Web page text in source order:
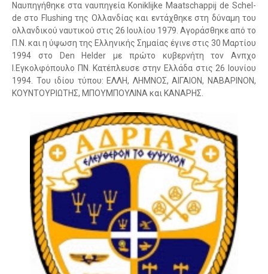
Ναυπηγήθηκε στα ναυπηγεία Koniklijke Maatschappij de Schel-
de στο Flushing της Ολλανδίας και εντάχθηκε στη δύναμη του
ολλανδικού ναυτικού στις 26 Ιουλίου 1979. Αγοράσθηκε από το
Π.Ν. και η ύψωση της Ελληνικής Σημαίας έγινε στις 30 Μαρτίου
1994 στο Den Helder με πρώτο κυβερνήτη τον Ανπχο
Ι.Εγκολφόπουλο ΠΝ. Κατέπλευσε στην Ελλάδα στις 26 Ιουνίου
1994. Του ιδίου τύπου: ΕΛΛΗ, ΛΗΜΝΟΣ, ΑΙΓΑΙΟΝ, ΝΑΒΑΡΙΝΟΝ,
ΚΟΥΝΤΟΥΡΙΩΤΗΣ, ΜΠΟΥΜΠΟΥΛΙΝΑ και ΚΑΝΑΡΗΣ.